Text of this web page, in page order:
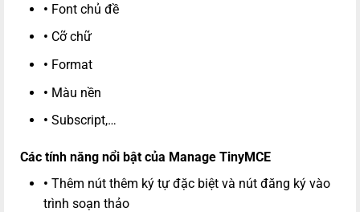
• Font chủ đề
• Cỡ chữ
• Format
• Màu nền
• Subscript,…
Các tính năng nổi bật của Manage TinyMCE
• Thêm nút thêm ký tự đặc biệt và nút đăng ký vào
trình soạn thảo